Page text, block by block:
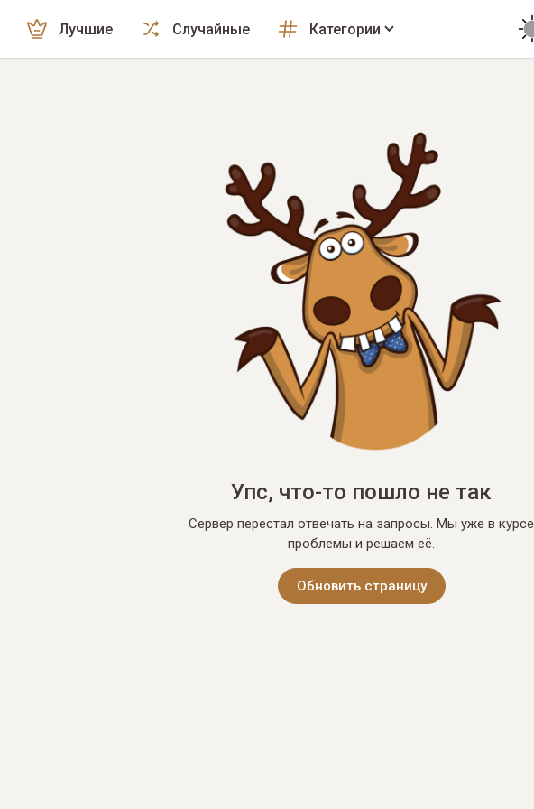
Лучшие Случайные Категории
Упс, что-то пошло не так
Сервер перестал отвечать на запросы. Мы уже в курсе
проблемы и решаем её.
Обновить страницу